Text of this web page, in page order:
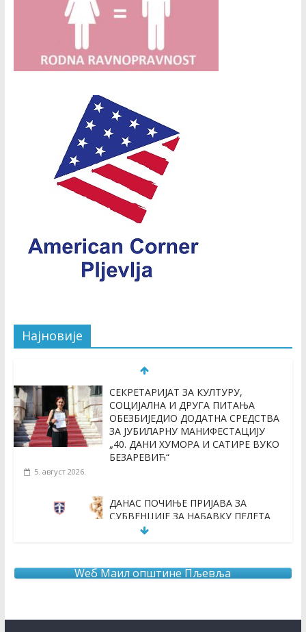
Најновије
СЕКРЕТАРИЈАТ ЗА КУЛТУРУ,
СОЦИЈАЛНА И ДРУГА ПИТАЊА
ОБЕЗБИЈЕДИО ДОДАТНА СРЕДСТВА
ЗА ЈУБИЛАРНУ МАНИФЕСТАЦИЈУ
„40. ДАНИ ХУМОРА И САТИРЕ ВУКО
БЕЗАРЕВИЋ“
5. август 2026.
ДАНАС ПОЧИЊЕ ПРИЈАВА ЗА
СУБВЕНЦИЈЕ ЗА НАБАВКУ ПЕЛЕТА
3. август 2026.
Wеб Маил општине Пљевља